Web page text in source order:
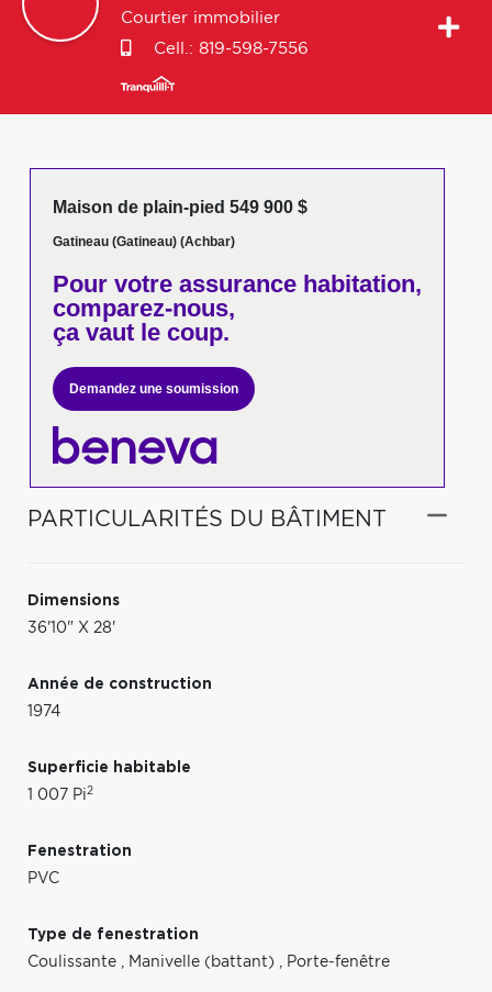
Courtier immobilier
Cell.: 819-598-7556
Maison de plain-pied 549 900 $
Gatineau (Gatineau) (Achbar)
Pour votreassurance habitation,
comparez-nous,
ça vaut le coup.
Demandez une soumission
PARTICULARITÉS DU BÂTIMENT
Dimensions
36'10" X 28'
Année de construction
1974
Superficie habitable
1 007 Pi2
Fenestration
PVC
Type de fenestration
Coulissante , Manivelle (battant) , Porte-fenêtre